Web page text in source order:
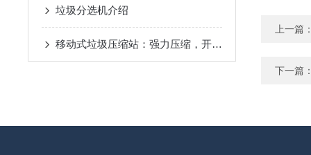
垃圾分选机介绍
移动式垃圾压缩站：强力压缩，开启垃圾减量新模式
上一篇
下一篇